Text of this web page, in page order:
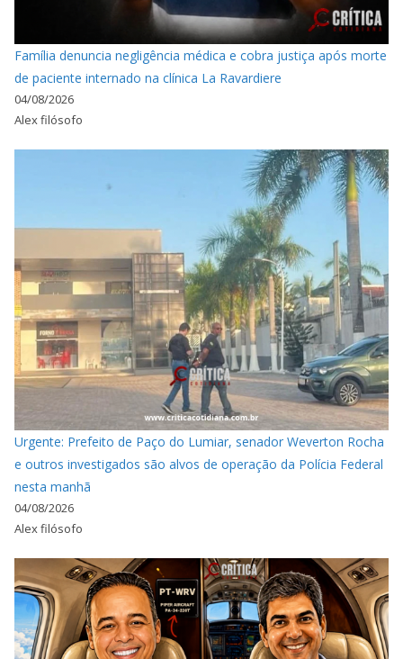
Família denuncia negligência médica e cobra justiça após morte
de paciente internado na clínica La Ravardiere
04/08/2026
Alex filósofo
Urgente: Prefeito de Paço do Lumiar, senador Weverton Rocha
e outros investigados são alvos de operação da Polícia Federal
nesta manhã
04/08/2026
Alex filósofo